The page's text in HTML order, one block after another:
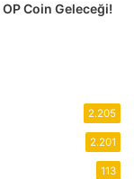
Coin Geleceği!
2.205
2.201
113